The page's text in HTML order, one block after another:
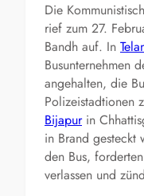
Die
rief zum 27.
Bandh auf. In
Busunternehmen
angehalten, die
Polizeistadtionen
Bijapurin
in Brand gesteckt
den Bus,
verlassen und